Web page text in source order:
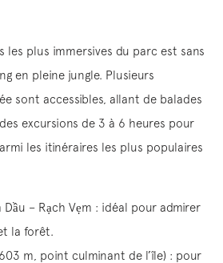
les plus immersives du parc est sans
en pleine jungle. Plusieurs
sont accessibles, allant de balades
excursions de 3 à 6 heures pour
les itinéraires les plus populaires
– Rạch Vẹm : idéal pour admirer
la forêt.
m, point culminant de l’île) : pour